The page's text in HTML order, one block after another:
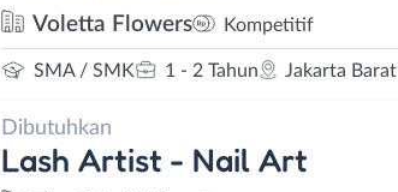
Voletta Flowers Kompetitif
SMA / SMK 1 - 2 Tahun Jakarta Barat
Dibutuhkan
Lash Artist - Nail Art